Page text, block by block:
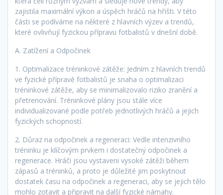
zajistila maximální výkon a úspěch hráčů na hřišti. V této
části se podíváme na některé z hlavních výzev a trendů,
které ovlivňují fyzickou přípravu fotbalistů v dnešní době.
A. Zatížení a Odpočinek
1. Optimalizace tréninkové zátěže: Jedním z hlavních trendů
ve fyzické přípravě fotbalistů je snaha o optimalizaci
tréninkové zátěže, aby se minimalizovalo riziko zranění a
přetrenování. Tréninkové plány jsou stále více
individualizované podle potřeb jednotlivých hráčů a jejich
fyzických schopností.
2. Důraz na odpočinek a regeneraci: Vedle intenzivního
tréninku je klíčovým prvkem i dostatečný odpočinek a
regenerace. Hráči jsou vystaveni vysoké zátěži během
zápasů a tréninků, a proto je důležité jim poskytnout
dostatek času na odpočinek a regeneraci, aby se jejich tělo
mohlo zotavit a připravit na další fyzické námahy.